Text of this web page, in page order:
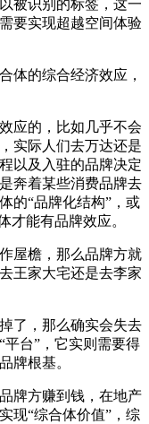
被识别的标签，这一
要实现超越空间体验
体的综合经济效应，
应的，比如几乎不会
实际人们去万达还是
以及入驻的品牌决定
奔着某些消费品牌去
的“品牌化结构”，或
才能有品牌效应。
屋檐，那么品牌方就
王家大宅还是去李家
了，那么确实会失去
台”，它实则需要得
牌根基。
牌方赚到钱，在地产
现“综合体价值”，综